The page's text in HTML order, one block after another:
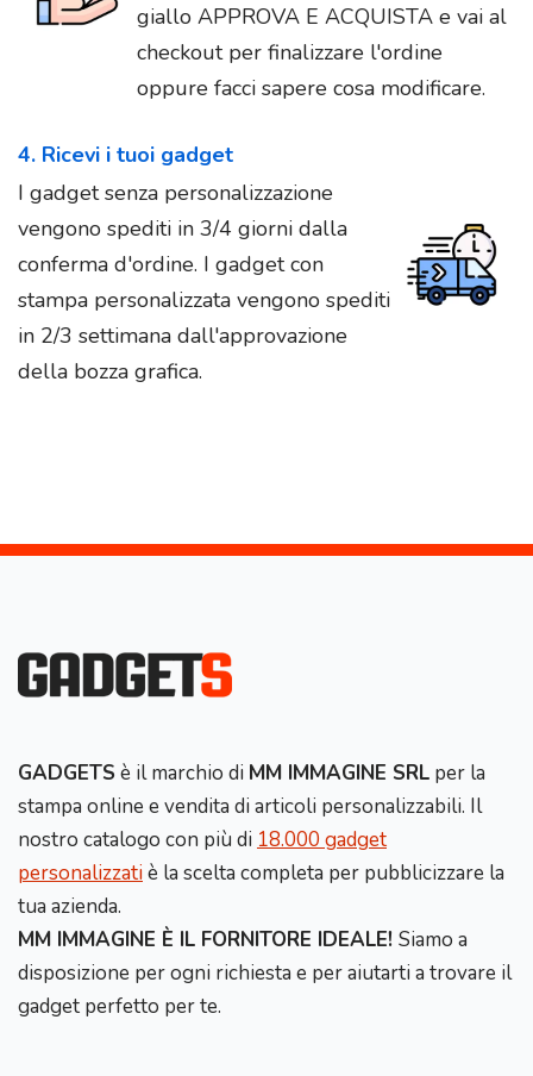
giallo APPROVA E ACQUISTA e vai al
checkout per finalizzare l'ordine
oppure facci sapere cosa modificare.
4. Ricevi i tuoi gadget
I gadget senza personalizzazione
vengono spediti in 3/4 giorni dalla
conferma d'ordine. I gadget con
stampa personalizzata vengono spediti
in 2/3 settimana dall'approvazione
della bozza grafica.
GADGETS è il marchio di MM IMMAGINE SRL per la
stampa online e vendita di articoli personalizzabili. Il
nostro catalogo con più di 18.000 gadget
personalizzatiè la scelta completa per pubblicizzare la
tua azienda.
MM IMMAGINE È IL FORNITORE IDEALE! Siamo a
disposizione per ogni richiesta e per aiutarti a trovare il
gadget perfetto per te.